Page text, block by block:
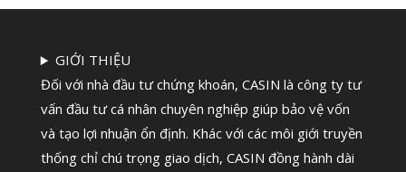
GIỚI THIỆU
Đối với nhà đầu tư chứng khoán, CASIN là công ty tư
vấn đầu tư cá nhân chuyên nghiệp giúp bảo vệ vốn
và tạo lợi nhuận ổn định. Khác với các môi giới truyền
thống chỉ chú trọng giao dịch, CASIN đồng hành dài